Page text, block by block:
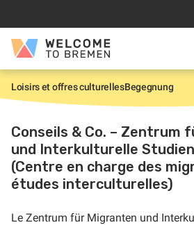
contenu
Welcome
A
c
u
e
i
Loisirs et offres culturellesBegegnung
Conseils & Co. – Zentrum
und Interkulturelle Studien
(Centre en charge des
études interculturelles)
Le Zentrum für Migranten und